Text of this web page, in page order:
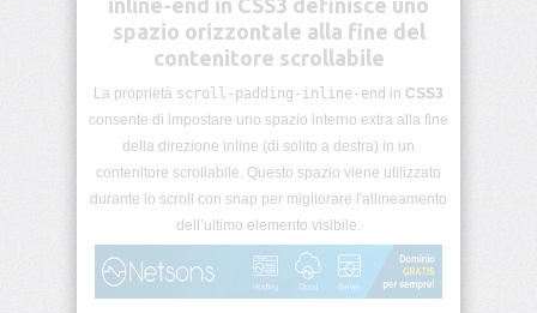
Pseudo-
elementi
CSS
lunghezza
inline-end in CSS3 definisce uno
spazio orizzontale alla fine del
contenitore scrollabile
La proprietà scroll-padding-inline-end in CSS3
consente di impostare uno spazio interno extra alla fine
della direzione inline (di solito a destra) in un
contenitore scrollabile. Questo spazio viene utilizzato
durante lo scroll con snap per migliorare l'allineamento
dell’ultimo elemento visibile.